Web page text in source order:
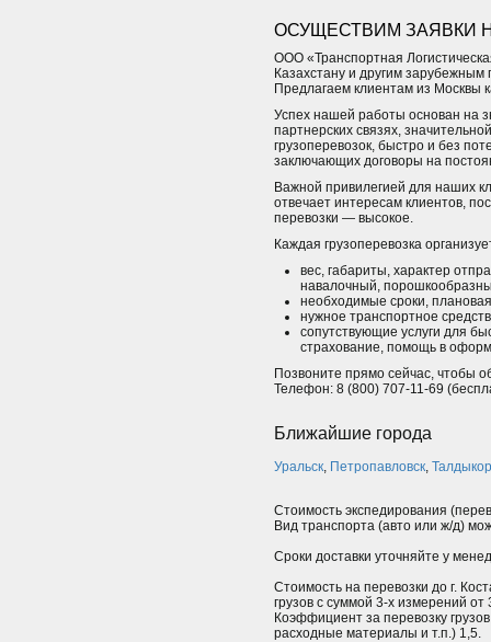
ОСУЩЕСТВИМ ЗАЯВКИ
ООО «Транспортная
Казахстану и другим зарубежным
Предлагаем клиентам из Москвы
Успех нашей работы основан на
партнерских связях,
грузоперевозок, быстро и без
заключающих договоры на
Важной привилегией для наших
отвечает интересам клиентов,
перевозки — высокое.
Каждая грузоперевозка
вес, габариты, характер
навалочный,
необходимые сроки,
нужное транспортное
сопутствующие услуги для
страхование, помощь в
Позвоните прямо сейчас, чтобы
Телефон: 8 (800) 707-11-69
Ближайшие города
Уральск, Петропавловск,
Стоимость экспедирования
Вид транспорта (авто или ж/д)
Сроки доставки уточняйте у
Стоимость на перевозки до г.
грузов с суммой 3-х измерений
Коэффициент за перевозку
расходные материалы и т.п.) 1,5.